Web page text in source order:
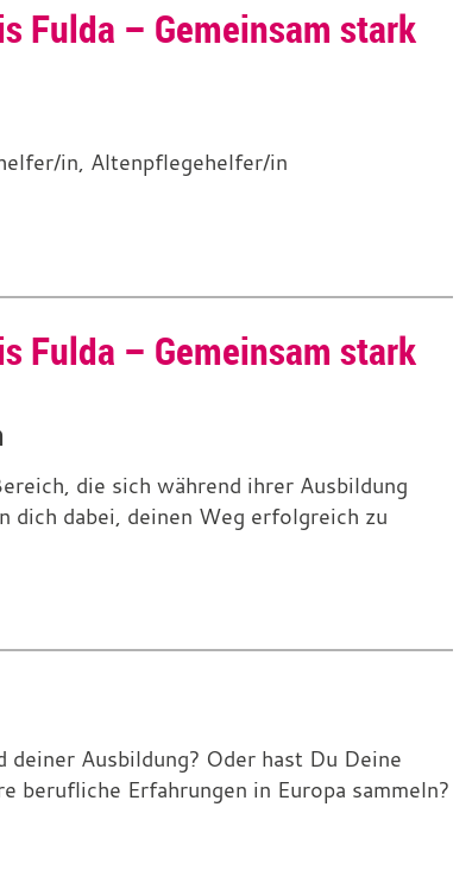
Fulda – Gemeinsam stark
in, Altenpflegehelfer/in
Fulda – Gemeinsam stark
die sich während ihrer Ausbildung
dabei, deinen Weg erfolgreich zu
Ausbildung? Oder hast Du Deine
berufliche Erfahrungen in Europa sammeln?